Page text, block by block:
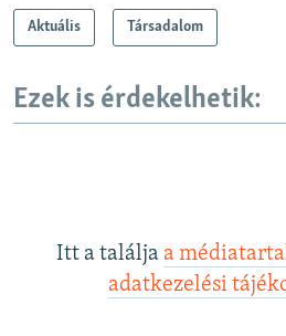
Aktuális Társadalom
Ezek is érdekelhetik:
Itt a találja a
adatkezelési